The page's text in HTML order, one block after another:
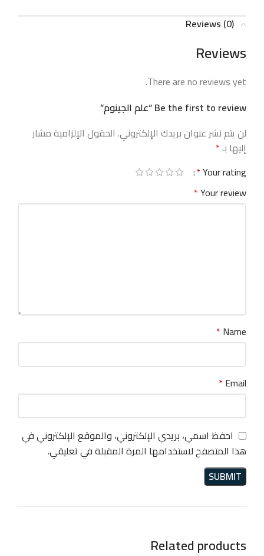
Reviews (0)
Reviews
There are no reviews yet.
Be the first to review “علم الجينوم”
لن يتم نشر عنوان بريدك الإلكتروني. الحقول الإلزامية مشار
إليها بـ*
Your rating
*
Your review
*
Name
*
Email
*
احفظ اسمي، بريدي الإلكتروني، والموقع الإلكتروني في
هذا المتصفح لاستخدامها المرة المقبلة في تعليقي.
Related products